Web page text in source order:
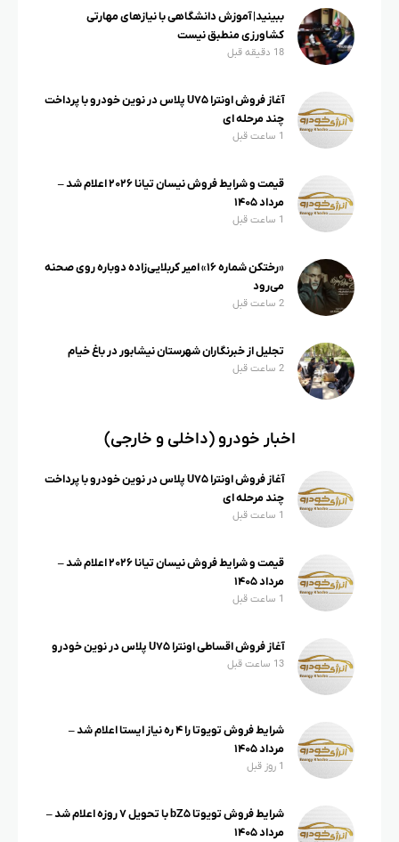
ببینید| آموزش دانشگاهی با نیازهای مهارتی
کشاورزی منطبق نیست
18 دقیقه قبل
آغاز فروش اونترا U۷۵ پلاس در نوین خودرو با پرداخت
چند مرحله ای
1 ساعت قبل
قیمت و شرایط فروش نیسان تیانا ۲۰۲۶ اعلام شد –
مرداد ۱۴۰۵
1 ساعت قبل
«رختکن شماره ۱۶» امیر کربلایی‌زاده دوباره روی صحنه
می‌رود
2 ساعت قبل
تجلیل از خبرنگاران شهرستان نیشابور در باغ خیام
2 ساعت قبل
اخبار خودرو (داخلی و خارجی)
آغاز فروش اونترا U۷۵ پلاس در نوین خودرو با پرداخت
چند مرحله ای
1 ساعت قبل
قیمت و شرایط فروش نیسان تیانا ۲۰۲۶ اعلام شد –
مرداد ۱۴۰۵
1 ساعت قبل
آغاز فروش اقساطی اونترا U۷۵ پلاس در نوین خودرو
13 ساعت قبل
شرایط فروش تویوتا را ۴ ره نیاز ایستا اعلام شد –
مرداد ۱۴۰۵
1 روز قبل
شرایط فروش تویوتا bZ۵ با تحویل ۷ روزه اعلام شد –
مرداد ۱۴۰۵